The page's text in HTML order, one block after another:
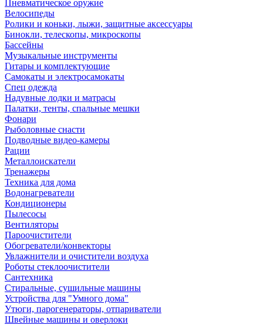
Пневматическое оружие
Велосипеды
Ролики и коньки, лыжи, защитные аксессуары
Бинокли, телескопы, микроскопы
Бассейны
Музыкальные инструменты
Гитары и комплектующие
Самокаты и электросамокаты
Спец одежда
Надувные лодки и матрасы
Палатки, тенты, спальные мешки
Фонари
Рыболовные снасти
Подводные видео-камеры
Рации
Металлоискатели
Тренажеры
Техника для дома
Водонагреватели
Кондиционеры
Пылесосы
Вентиляторы
Пароочистители
Обогреватели/конвекторы
Увлажнители и очистители воздуха
Роботы стеклоочистители
Сантехника
Стиральные, сушильные машины
Устройства для "Умного дома"
Утюги, парогенераторы, отпариватели
Швейные машины и оверлоки